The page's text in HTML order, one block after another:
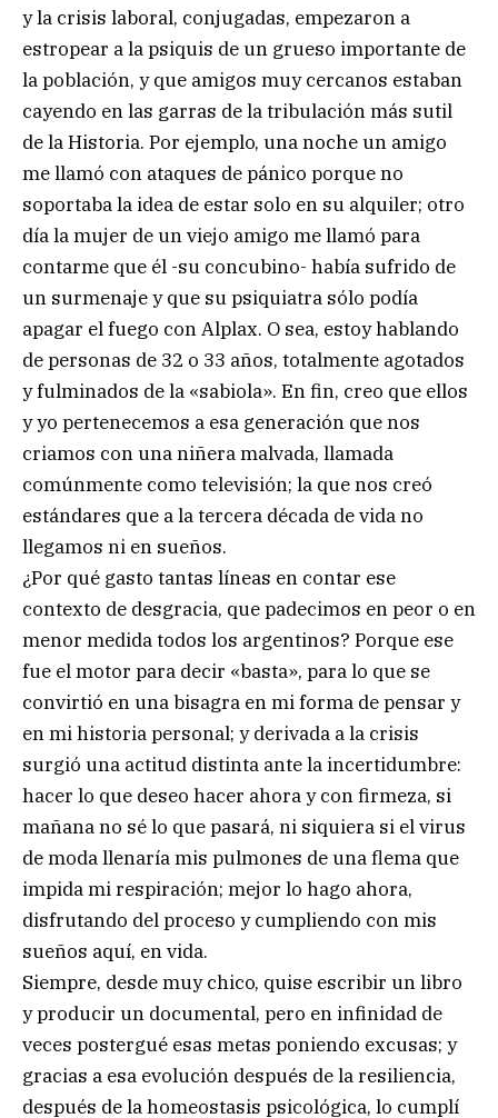
y la crisis laboral, conjugadas, empezaron a
estropear a la psiquis de un grueso importante de
la población, y que amigos muy cercanos estaban
cayendo en las garras de la tribulación más sutil
de la Historia. Por ejemplo, una noche un amigo
me llamó con ataques de pánico porque no
soportaba la idea de estar solo en su alquiler; otro
día la mujer de un viejo amigo me llamó para
contarme que él -su concubino- había sufrido de
un surmenaje y que su psiquiatra sólo podía
apagar el fuego con Alplax. O sea, estoy hablando
de personas de 32 o 33 años, totalmente agotados
y fulminados de la «sabiola». En fin, creo que ellos
y yo pertenecemos a esa generación que nos
criamos con una niñera malvada, llamada
comúnmente como televisión; la que nos creó
estándares que a la tercera década de vida no
llegamos ni en sueños.
¿Por qué gasto tantas líneas en contar ese
contexto de desgracia, que padecimos en peor o en
menor medida todos los argentinos? Porque ese
fue el motor para decir «basta», para lo que se
convirtió en una bisagra en mi forma de pensar y
en mi historia personal; y derivada a la crisis
surgió una actitud distinta ante la incertidumbre:
hacer lo que deseo hacer ahora y con firmeza, si
mañana no sé lo que pasará, ni siquiera si el virus
de moda llenaría mis pulmones de una flema que
impida mi respiración; mejor lo hago ahora,
disfrutando del proceso y cumpliendo con mis
sueños aquí, en vida.
Siempre, desde muy chico, quise escribir un libro
y producir un documental, pero en infinidad de
veces postergué esas metas poniendo excusas; y
gracias a esa evolución después de la resiliencia,
después de la homeostasis psicológica, lo cumplí